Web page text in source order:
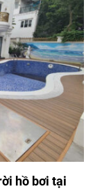
hồ bơi tại